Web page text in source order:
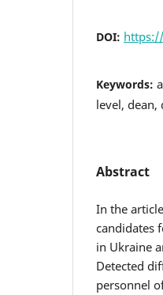
DOI:
Keywords:
level, dean,
Abstract
In the
candidates
in Ukraine
Detected
personnel